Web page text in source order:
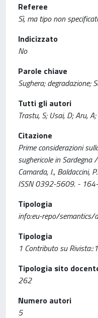
Referee
Sì, ma tipo non
Indicizzato
No
Parole chiave
Sughera; degradazione;
Tutti gli autori
Trastu, S; Usai, D; Aru,
Citazione
Prime considerazioni
sughericole in Sardegna
Camarda, I., Baldaccini,
ISSN 0392-5609. -
Tipologia
info:eu-repo/semantics/
Tipologia
1 Contributo su
Tipologia sito
262
Numero autori
5